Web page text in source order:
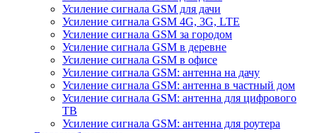
Усиление сигнала GSM для дачи
Усиление сигнала GSM 4G, 3G, LTE
Усиление сигнала GSM за городом
Усиление сигнала GSM в деревне
Усиление сигнала GSM в офисе
Усиление сигнала GSM: антенна на дачу
Усиление сигнала GSM: антенна в частный дом
Усиление сигнала GSM: антенна для цифрового
ТВ
Усиление сигнала GSM: антенна для роутера